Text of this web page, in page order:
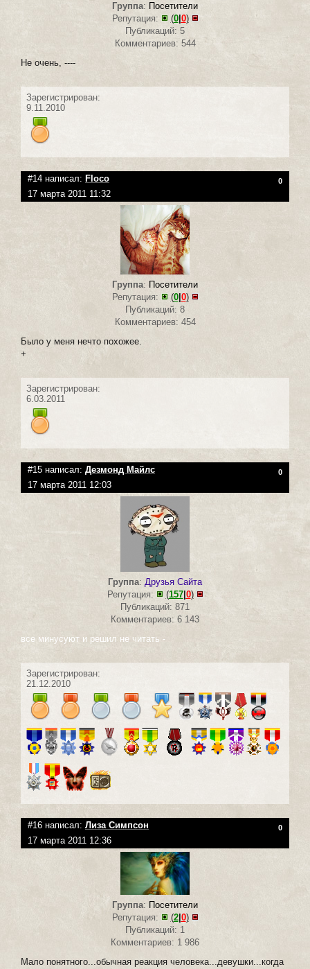
Группа: Посетители
Репутация:
(0| 0)
Публикаций: 5
Комментариев: 544
Не очень, ----
Зарегистрирован:
9.11.2010
#14 написал: Floco 0
17 марта 2011 11:32
Группа: Посетители
Репутация:
(0| 0)
Публикаций: 8
Комментариев: 454
Было у меня нечто похожее.
+
Зарегистрирован:
6.03.2011
#15 написал: Дезмонд Майлс 0
17 марта 2011 12:03
Группа: Друзья Сайта
Репутация:
(157|0)
Публикаций: 871
Комментариев: 6 143
все минусуют и решил не читать -
Зарегистрирован:
21.12.2010
#16 написал: Лиза Симпсон 0
17 марта 2011 12:36
Группа: Посетители
Репутация:
(2| 0)
Публикаций: 1
Комментариев: 1 986
Мало понятного...обычная реакция человека...девушки...когда